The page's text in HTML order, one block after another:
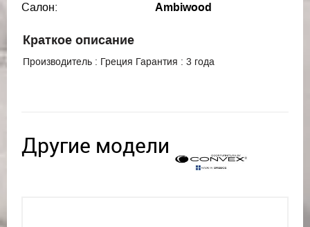
Салон:
Ambiwood
Краткое описание
Производитель : Греция Гарантия : 3 года
Другие модели